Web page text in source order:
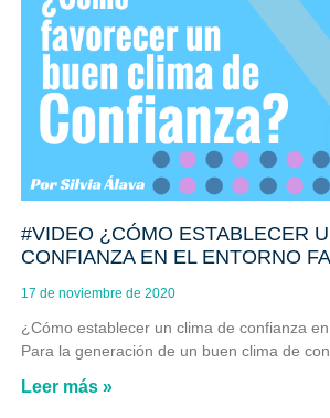
#VIDEO ¿CÓMO ESTABLECER
CONFIANZA EN EL ENTORNO
17 de noviembre de 2020
¿Cómo establecer un clima de confianza
Para la generación de un buen clima de
Leer más »